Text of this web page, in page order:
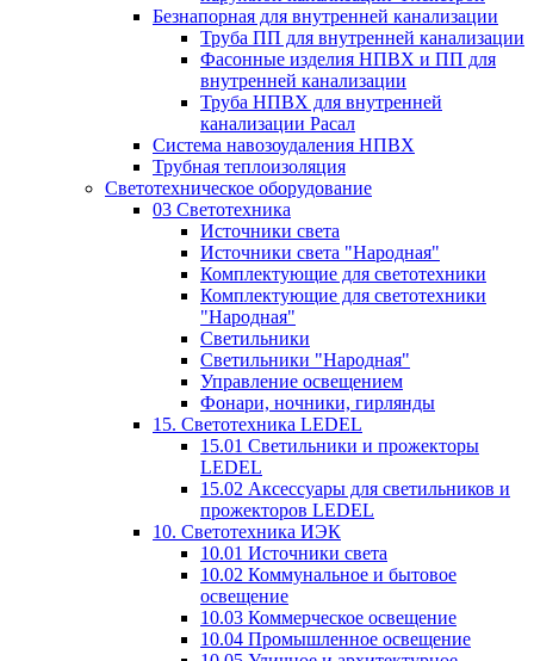
Безнапорная для внутренней канализации
Труба ПП для внутренней канализации
Фасонные изделия НПВХ и ПП для
внутренней канализации
Труба НПВХ для внутренней
канализации Расал
Система навозоудаления НПВХ
Трубная теплоизоляция
Светотехническое оборудование
03 Светотехника
Источники света
Источники света "Народная"
Комплектующие для светотехники
Комплектующие для светотехники
"Народная"
Светильники
Светильники "Народная"
Управление освещением
Фонари, ночники, гирлянды
15. Светотехника LEDEL
15.01 Светильники и прожекторы
LEDEL
15.02 Аксессуары для светильников и
прожекторов LEDEL
10. Светотехника ИЭК
10.01 Источники света
10.02 Коммунальное и бытовое
освещение
10.03 Коммерческое освещение
10.04 Промышленное освещение